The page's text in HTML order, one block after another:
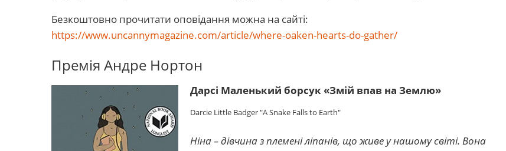
Безкоштовно прочитати оповідання можна на сайті:
https://www.uncannymagazine.com/article/where-oaken-hearts-do-gather/
Премія Андре Нортон
Дарсі Маленький борсук «Змій впав на Землю»
Darcie Little Badger "A Snake Falls to Earth"
Ніна – дівчина з племені ліпанів, що живе у нашому світі. Вона